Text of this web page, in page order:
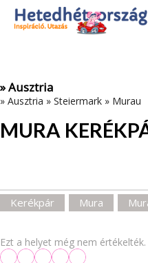
Az oldal sütiket (cookies)
Adatvédelmi tájékoztató
» Ausztria
» Ausztria » Steiermark » Murau
MURA
Kerékpár Mura
Ezt a helyet még nem